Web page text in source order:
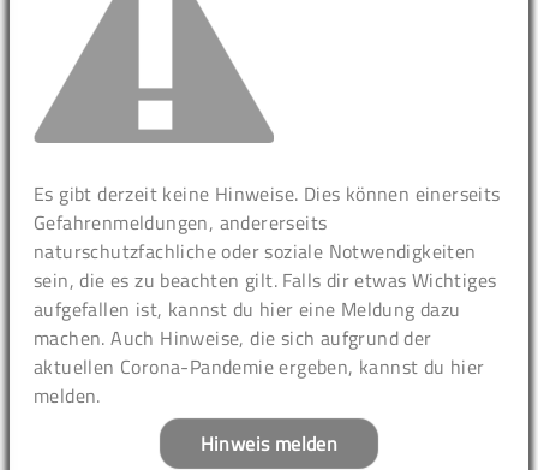
Es gibt derzeit keine Hinweise. Dies können einerseits
Gefahrenmeldungen, andererseits
naturschutzfachliche oder soziale Notwendigkeiten
sein, die es zu beachten gilt. Falls dir etwas Wichtiges
aufgefallen ist, kannst du hier eine Meldung dazu
machen. Auch Hinweise, die sich aufgrund der
aktuellen Corona-Pandemie ergeben, kannst du hier
melden.
Hinweis melden